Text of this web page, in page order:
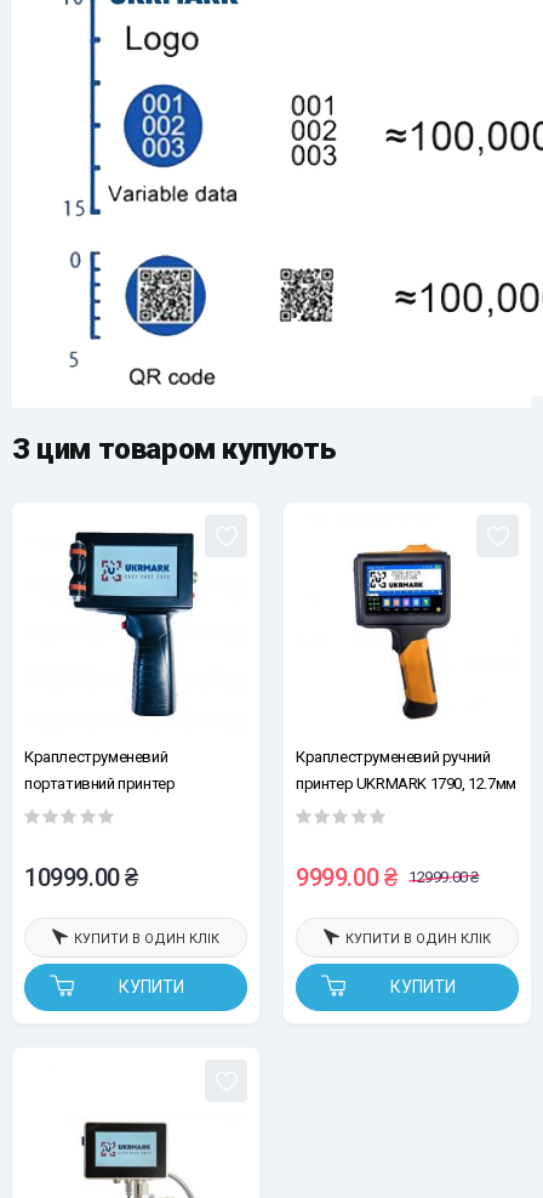
З цим товаром купують
Краплеструменевий
портативний принтер
UKRMARK Y-1730 12.7мм (без
сенсора для автоматичного
друку на конвеєрі)
10999.00 ₴
КУПИТИ
КУПИТИ В ОДИН КЛІК
Краплеструменевий ручний
принтер UKRMARK 1790, 12.7мм
(без картриджу), для
поверхонь
9999.00 ₴ 12999.00 ₴
КУПИТИ
КУПИТИ В ОДИН КЛІК